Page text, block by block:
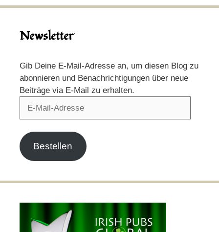
Newsletter
Gib Deine E-Mail-Adresse an, um diesen Blog zu
abonnieren und Benachrichtigungen über neue
Beiträge via E-Mail zu erhalten.
Bestellen